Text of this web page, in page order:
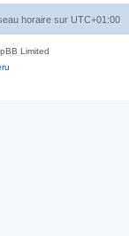
horaire sur UTC+01:00
Limited